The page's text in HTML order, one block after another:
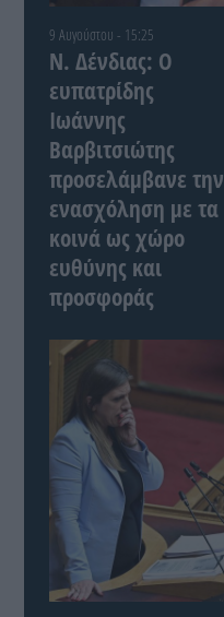
9 Αυγούστου - 15:25
Ν. Δένδιας: Ο
ευπατρίδης
Ιωάννης
Βαρβιτσιώτης
προσελάμβανε την
ενασχόληση με τα
κοινά ως χώρο
ευθύνης και
προσφοράς